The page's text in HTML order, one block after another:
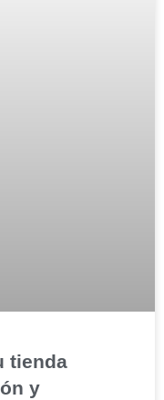
tienda
y